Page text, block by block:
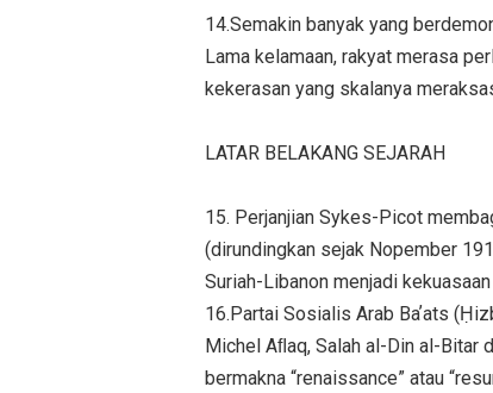
14.Semakin banyak yang
Lama kelamaan, rakyat merasa
kekerasan yang skalanya
LATAR BELAKANG SEJARAH
15. Perjanjian Sykes-Picot
(dirundingkan sejak Nopember
Suriah-Libanon menjadi
16.Partai Sosialis Arab Baʼats
Michel Aﬂaq, Salah al-Din al-Bitar
bermakna “renaissance” atau